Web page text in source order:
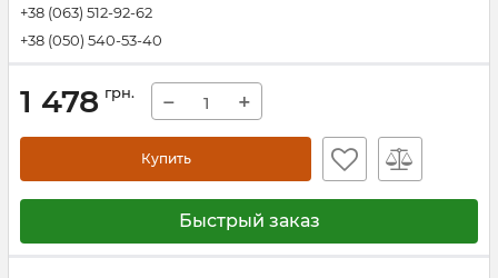
+38 (063) 512-92-62
+38 (050) 540-53-40
1 478 грн. − +
Купить
Быстрый заказ